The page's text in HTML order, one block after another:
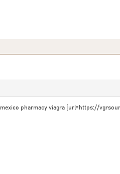
mexico pharmacy viagra [url=https://